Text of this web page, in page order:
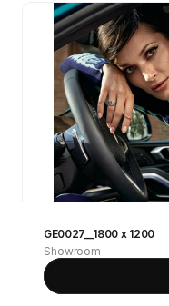
GE0027__1800 x 1200
Showroom